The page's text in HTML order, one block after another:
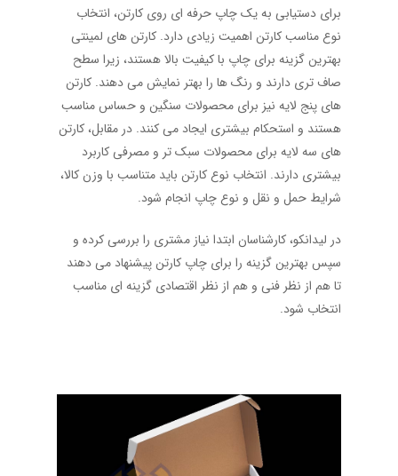
برای دستیابی به یک چاپ حرفه ای روی کارتن، انتخاب
نوع مناسب کارتن اهمیت زیادی دارد. کارتن های لمینتی
بهترین گزینه برای چاپ با کیفیت بالا هستند، زیرا سطح
صاف تری دارند و رنگ ها را بهتر نمایش می دهند. کارتن
های پنج لایه نیز برای محصولات سنگین و حساس مناسب
هستند و استحکام بیشتری ایجاد می کنند. در مقابل، کارتن
های سه لایه برای محصولات سبک تر و مصرفی کاربرد
بیشتری دارند. انتخاب نوع کارتن باید متناسب با وزن کالا،
شرایط حمل و نقل و نوع چاپ انجام شود.
در لیدانکو، کارشناسان ابتدا نیاز مشتری را بررسی کرده و
سپس بهترین گزینه را برای چاپ کارتن پیشنهاد می دهند
تا هم از نظر فنی و هم از نظر اقتصادی گزینه ای مناسب
انتخاب شود.